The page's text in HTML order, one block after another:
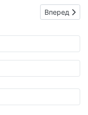
фургон,
Следующий:
Вперед